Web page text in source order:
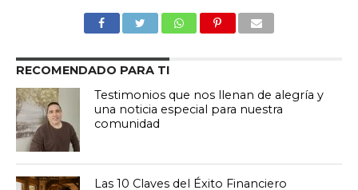
RECOMENDADO PARA TI
Testimonios que nos llenan de alegría y
una noticia especial para nuestra
comunidad
Las 10 Claves del Éxito Financiero